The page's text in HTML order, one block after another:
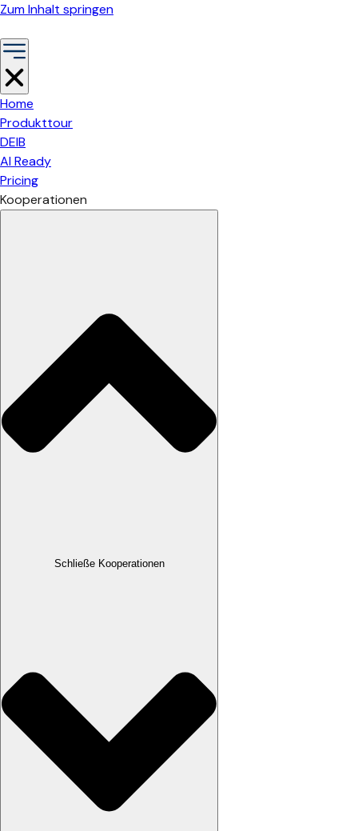
Zum Inhalt springen
Home
Produkttour
DEIB
AI Ready
Pricing
Kooperationen
Schließe Kooperationen